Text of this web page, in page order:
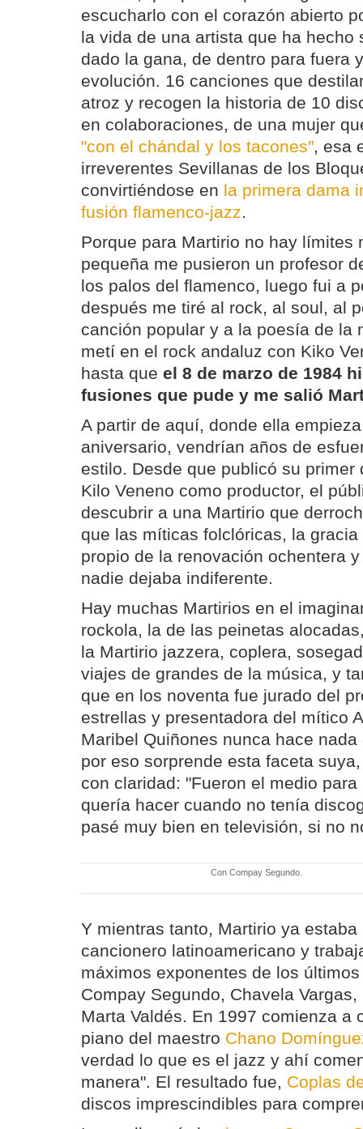
escucharlo con el corazón abierto
la vida de una artista que ha hecho
dado la gana, de dentro para fuera
evolución. 16 canciones que
atroz y recogen la historia de 10
en colaboraciones, de una mujer
"con el chándal y los tacones", esa
irreverentes Sevillanas de los
convirtiéndose en la primera dama
fusión flamenco-jazz.
Porque para Martirio no hay límites
pequeña me pusieron un profesor
los palos del flamenco, luego fui a
después me tiré al rock, al soul, al
canción popular y a la poesía de la
metí en el rock andaluz con Kiko
hasta que el 8 de marzo de 1984
fusiones que pude y me salió
A partir de aquí, donde ella
aniversario, vendrían años de
estilo. Desde que publicó su
Kilo Veneno como productor, el
descubrir a una Martirio que
que las míticas folclóricas, la
propio de la renovación ochentera
nadie dejaba indiferente.
Hay muchas Martirios en el
rockola, la de las peinetas
la Martirio jazzera, coplera,
viajes de grandes de la música, y
que en los noventa fue jurado del
estrellas y presentadora del mítico
Maribel Quiñones nunca hace
por eso sorprende esta faceta
con claridad: "Fueron el medio
quería hacer cuando no tenía
pasé muy bien en televisión, si no
Con Compay Segundo.
Y mientras tanto, Martirio ya
cancionero latinoamericano y
máximos exponentes de los
Compay Segundo, Chavela
Marta Valdés. En 1997 comienza a
piano del maestro Chano
verdad lo que es el jazz y ahí
manera". El resultado fue, Coplas
discos imprescindibles para